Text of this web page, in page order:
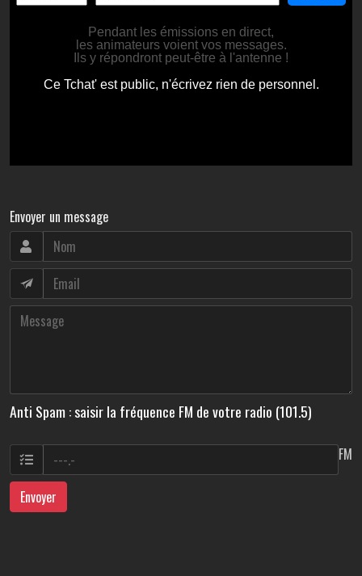
Envoyer un message
Anti Spam : saisir la fréquence FM de votre radio (101.5)
FM
Envoyer